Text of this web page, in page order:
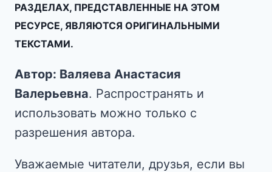
РАЗДЕЛАХ, ПРЕДСТАВЛЕННЫЕ НА ЭТОМ
РЕСУРСЕ, ЯВЛЯЮТСЯ ОРИГИНАЛЬНЫМИ
ТЕКСТАМИ.
Автор: Валяева Анастасия
Валерьевна. Распространять и
использовать можно только с
разрешения автора.
Уважаемые читатели, друзья, если вы